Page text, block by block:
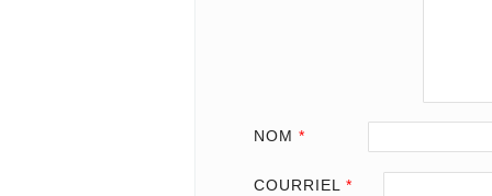
NOM *
COURRIEL *